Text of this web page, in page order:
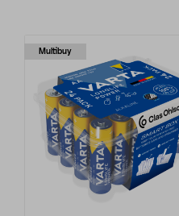
Multibuy